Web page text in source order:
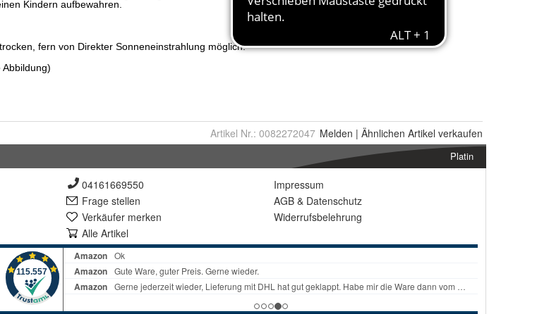
Artikel Nr.: 0082272047 Melden | Ähnlichen Artikel verkaufen
Platin
04161669550
Frage stellen
Verkäufer merken
Alle Artikel
Impressum
AGB & Datenschutz
Widerrufsbelehrung